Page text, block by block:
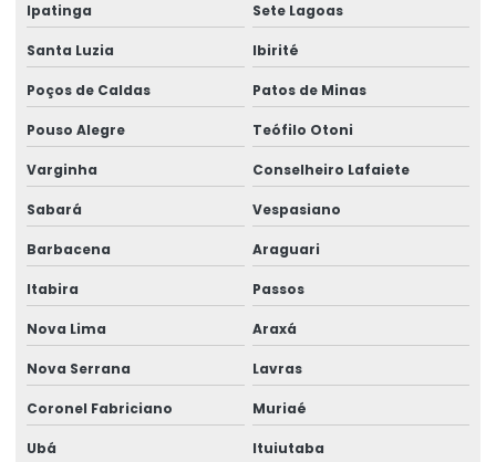
Empresa de gerenciamento ergonômico
Empresa de gestão de ergonomia
Empresa de higiene ocupacional
Empresa de higiene e segurança do trabalho
Empresa medicina do trabalho
Empresa de perícia de insalubridade
Empresa perícia médica
Empresa perícia médica para inss
Empresa de perícia médica previdenciária
Empresa de perícia médica de regulação
Ipatinga Sete Lagoas
Santa Luzia Ibirité
Poços de Caldas Patos de Minas
Pouso Alegre Teófilo Otoni
Varginha Conselheiro Lafaiete
Sabará Vespasiano
Barbacena Araguari
Itabira Passos
Nova Lima Araxá
Nova Serrana Lavras
Coronel Fabriciano Muriaé
Ubá Ituiutaba